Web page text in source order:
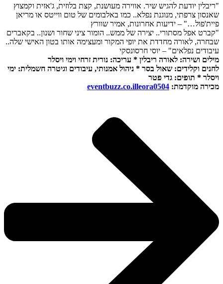
"ריבלין יודעת להגיש שיר. אווירה מעושנת, קצת בלוזית, ג'אזית וקמצוץ
שאנסון צרפתי, מנוגנת נפלא.. כמו באלבומים של טום ווייטס או מריאן
פיית'פול…" – ידיעות אחרונות, אמיר שוורץ
"קברט אפל מסתורי.. יצירה של ממש.. הומור ציני שחור ושנון.. בקאברים
שבחרה, לאורה מחדדת את יופי המקור ומעצימה אותו בטון האישי שלה..
עיבודים נפלאים" – יוסי חרסונסקי
מילים ושירה: לאורה ריבלין * עריכה: נורית זרחי וימי ויסלר
לחנים וקלידים: שאול בסר * ניהול אמנותי, עיבודים וגיטרה חשמלית: ימי
ויסלר * תופים: גדי פטר
מכירה מוקדמת: eventbuzz.co.illeora0504